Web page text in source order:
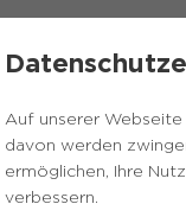
Auf unserer
davon werden
ermöglichen, Ihre
verbessern.